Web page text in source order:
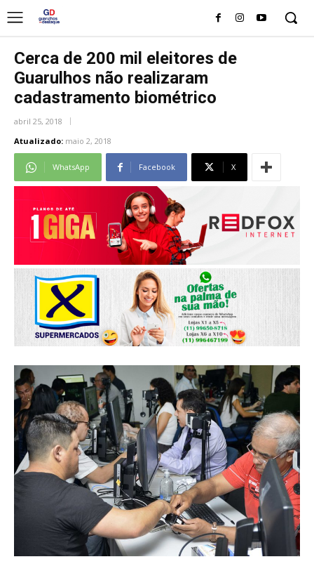
Cerca de 200 mil eleitores de
Guarulhos não realizaram
cadastramento biométrico
abril 25, 2018
Atualizado: maio 2, 2018
WhatsApp Facebook X